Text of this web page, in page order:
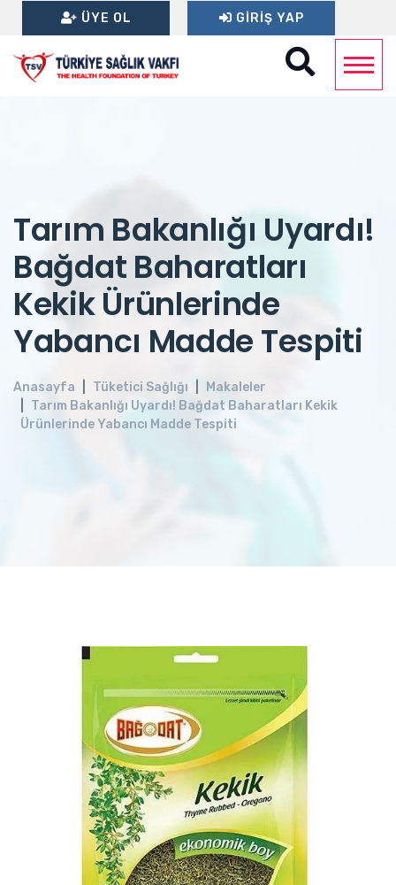
ÜYE OL GIRIŞ YAP
Tarım Bakanlığı Uyardı!
Bağdat Baharatları
Kekik Ürünlerinde
Yabancı Madde Tespiti
Anasayfa Tüketici Sağlığı
Makaleler
Tarım Bakanlığı Uyardı! Bağdat Baharatları Kekik
Ürünlerinde Yabancı Madde Tespiti